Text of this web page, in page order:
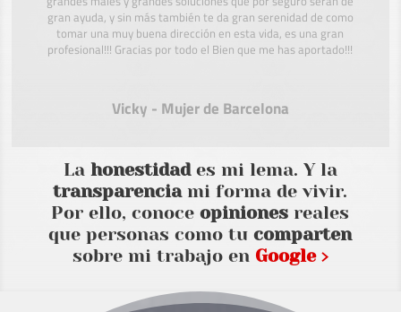
gran ayuda, y sin más también te da gran serenidad de como
tomar una muy buena dirección en esta vida, es una gran
profesional!!! Gracias por todo el Bien que me has aportado!!!
Vicky - Mujer de Barcelona
La honestidades mi lema. Y la
transparenciami forma de vivir.
Por ello, conoceopiniones reales
que personas como tucomparten
sobre mi trabajo en Google ›